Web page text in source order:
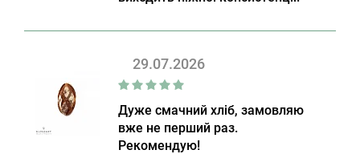
29.07.2026
Дуже смачний хліб, замовляю
вже не перший раз.
Рекомендую!